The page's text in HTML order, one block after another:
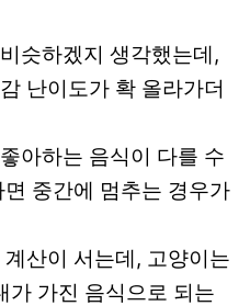
슷하겠지 생각했는데,
난이도가 확 올라가더
아하는 음식이 다를 수
중간에 멈추는 경우가
산이 서는데, 고양이는
가 가진 음식으로 되는